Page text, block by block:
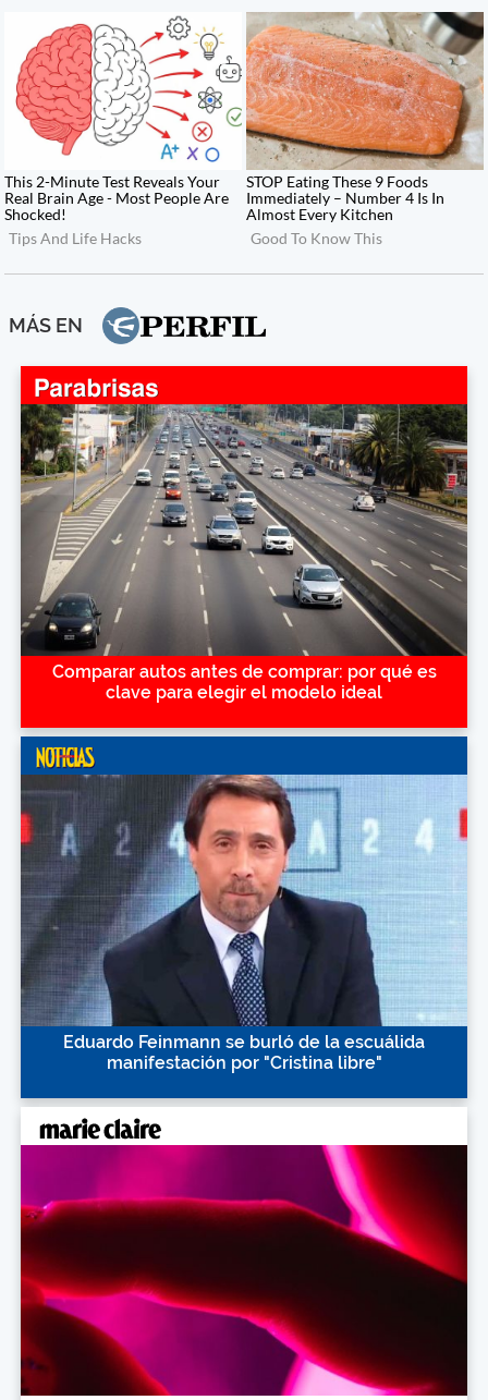
MÁS EN
Comparar autos antes de comprar: por qué es
clave para elegir el modelo ideal
Eduardo Feinmann se burló de la escuálida
manifestación por "Cristina libre"